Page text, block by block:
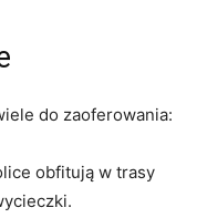
do zaoferowania:
obfitują w trasy⁢